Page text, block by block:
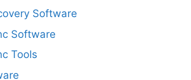
Software
Software
Tools